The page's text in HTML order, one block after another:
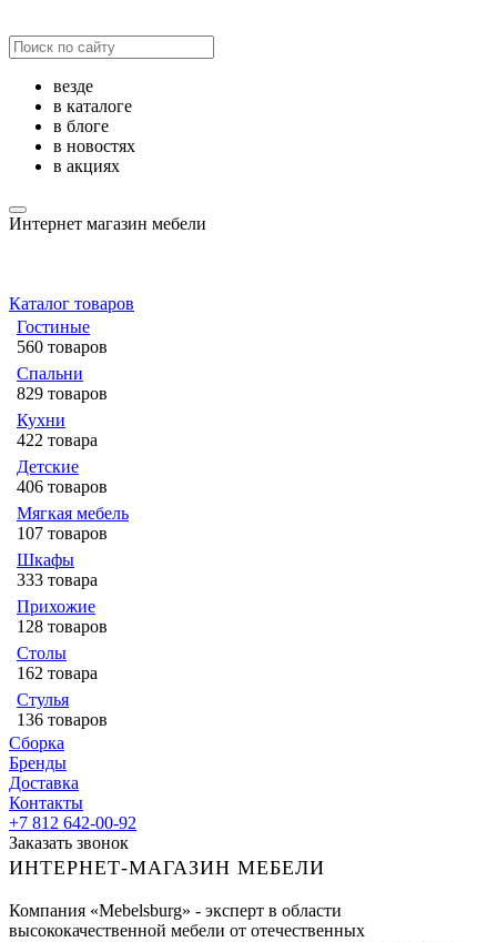
везде
в каталоге
в блоге
в новостях
в акциях
Интернет магазин мебели
Каталог товаров
Гостиные
560 товаров
Спальни
829 товаров
Кухни
422 товара
Детские
406 товаров
Мягкая мебель
107 товаров
Шкафы
333 товара
Прихожие
128 товаров
Столы
162 товара
Стулья
136 товаров
Сборка
Бренды
Доставка
Контакты
+7 812 642-00-92
Заказать звонок
ИНТЕРНЕТ-МАГАЗИН МЕБЕЛИ
Компания «Mebelsburg» - эксперт в области
высококачественной мебели от отечественных